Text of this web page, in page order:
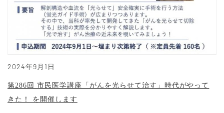
2024年9月1日
第286回 市民医学講座「がんを光らせて治す」時代がやって
きた！ を開催します